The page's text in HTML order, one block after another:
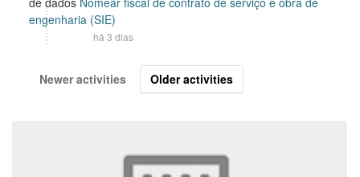
engenharia (SIE)
há 3 dias
Newer activities Older activities